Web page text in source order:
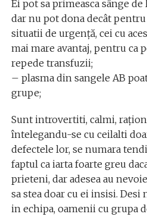
Ei pot sa primeasca sânge
dar nu pot dona decât pentru
situatii de urgență, cei cu
mai mare avantaj, pentru ca
repede transfuzii;
– plasma din sangele AB
grupe;
Sunt introvertiti, calmi,
întelegandu-se cu ceilalti
defectele lor, se numara
faptul ca iarta foarte greu
prieteni, dar adesea au
sa stea doar cu ei insisi. Desi
in echipa, oamenii cu grupa